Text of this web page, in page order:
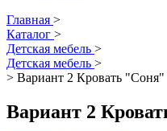
Главная >
Каталог >
Детская мебель >
Детская мебель >
> Вариант 2 Кровать "Соня"
Вариант 2